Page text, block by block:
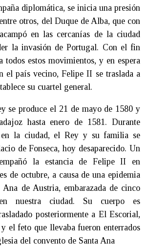
diplomática, se inicia una presión
otros, del Duque de Alba, que con
en las cercanías de la ciudad
la invasión de Portugal. Con el fin
todos estos movimientos, y en espera
el país vecino, Felipe II se traslada a
su cuartel general.
se produce el 21 de mayo de 1580 y
hasta enero de 1581. Durante
en la ciudad, el Rey y su familia se
de Fonseca, hoy desaparecido. Un
la estancia de Felipe II en
de octubre, a causa de una epidemia
de Austria, embarazada de cinco
nuestra ciudad. Su cuerpo es
posteriormente a El Escorial,
y el feto que llevaba fueron enterrados
del convento de Santa Ana